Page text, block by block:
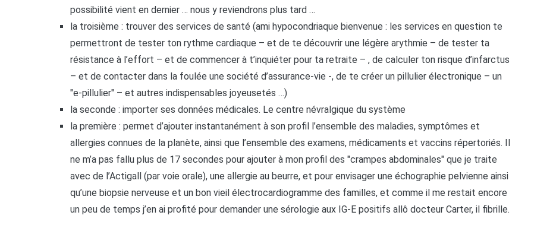
possibilité vient en dernier … nous y reviendrons plus tard …
la troisième : trouver des services de santé (ami hypocondriaque bienvenue : les services en question te
permettront de tester ton rythme cardiaque – et de te découvrir une légère arythmie – de tester ta
résistance à l’effort – et de commencer à t’inquiéter pour ta retraite – , de calculer ton risque d’infarctus
– et de contacter dans la foulée une société d’assurance-vie -, de te créer un pillulier électronique – un
"e-pillulier" – et autres indispensables joyeusetés …)
la seconde : importer ses données médicales. Le centre névralgique du système
la première : permet d’ajouter instantanément à son profil l’ensemble des maladies, symptômes et
allergies connues de la planète, ainsi que l’ensemble des examens, médicaments et vaccins répertoriés. Il
ne m’a pas fallu plus de 17 secondes pour ajouter à mon profil des "crampes abdominales" que je traite
avec de l’Actigall (par voie orale), une allergie au beurre, et pour envisager une échographie pelvienne ainsi
qu’une biopsie nerveuse et un bon vieil électrocardiogramme des familles, et comme il me restait encore
un peu de temps j’en ai profité pour demander une sérologie aux IG-E positifs allô docteur Carter, il fibrille.